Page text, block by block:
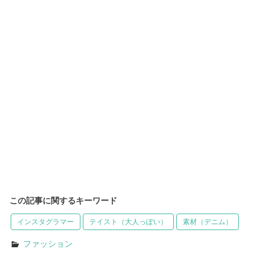
この記事に関するキーワード
インスタグラマー テイスト（大人っぽい） 素材（デニム）
ファッション